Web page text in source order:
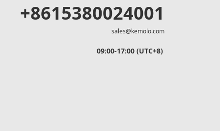
+8615380024001
sales@kemolo.com
09:00-17:00 (UTC+8)